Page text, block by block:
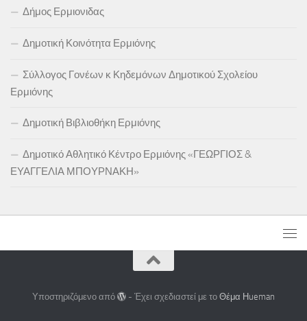
Δήμος Ερμιονιδας
Δημοτική Κοινότητα Ερμιόνης
Σύλλογος Γονέων κ Κηδεμόνων Δημοτικού Σχολείου
Ερμιόνης
Δημοτική Βιβλιοθήκη Ερμιόνης
Δημοτικό Αθλητικό Κέντρο Ερμιόνης «ΓΕΩΡΓΙΟΣ &
ΕΥΑΓΓΕΛΙΑ ΜΠΟΥΡΝΑΚΗ»
Υποστηριζόμενο από - Έχει σχεδιαστεί με τοΘέμα Ηueman